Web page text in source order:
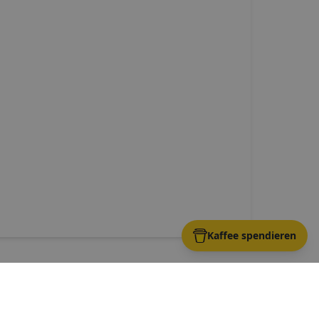
Kaffee spendieren